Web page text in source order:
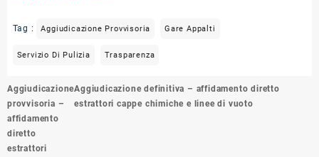
Tag : Aggiudicazione Provvisoria Gare Appalti
Servizio Di Pulizia Trasparenza
Post
navigation
Aggiudicazione
provvisoria –
affidamento
diretto
estrattori
Aggiudicazione definitiva – affidamento diretto
estrattori cappe chimiche e linee di vuoto